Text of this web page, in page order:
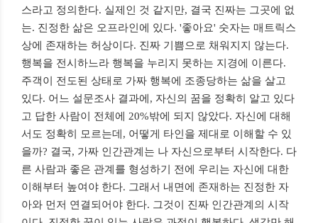
스라고 정의한다. 실제인 것 같지만, 결국 진짜는 그곳에 없
는. 진정한 삶은 오프라인에 있다. '좋아요' 숫자는 매트릭스
상에 존재하는 허상이다. 진짜 기쁨으로 채워지지 않는다.
행복을 전시하느라 행복을 누리지 못하는 지경에 이른다.
주객이 전도된 상태로 가짜 행복에 조종당하는 삶을 살고
있다. 어느 설문조사 결과에, 자신의 꿈을 정확히 알고 있다
고 답한 사람이 전체에 20%밖에 되지 않았다. 자신에 대해
서도 정확히 모르는데, 어떻게 타인을 제대로 이해할 수 있
을까? 결국, 가짜 인간관계는 나 자신으로부터 시작한다. 다
른 사람과 좋은 관계를 형성하기 전에 우리는 자신에 대한
이해부터 높여야 한다. 그래서 내면에 존재하는 진정한 자
아와 먼저 연결되어야 한다. 그것이 진짜 인간관계의 시작